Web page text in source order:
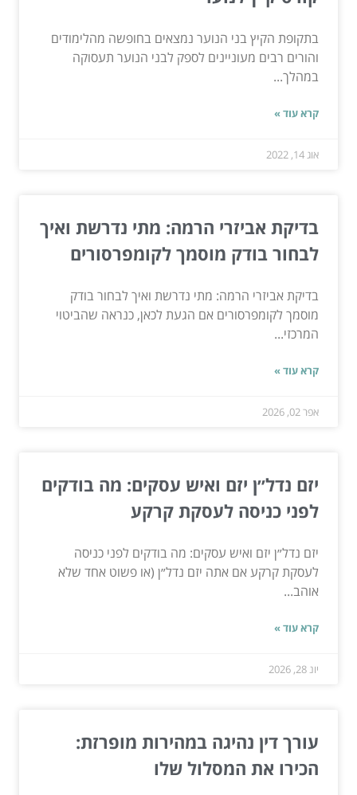
בתקופת הקיץ בני הנוער נמצאים בחופשה מהלימודים
והורים רבים מעוניינים לספק לבני הנוער תעסוקה
במהלך...
קרא עוד »
אוג 14, 2022
בדיקת אביזרי הרמה: מתי נדרשת ואיך
לבחור בודק מוסמך לקומפרסורים
בדיקת אביזרי הרמה: מתי נדרשת ואיך לבחור בודק
מוסמך לקומפרסורים אם הגעת לכאן, כנראה שהביטוי
המרכזי...
קרא עוד »
אפר 02, 2026
יזם נדל״ן יזם ואיש עסקים: מה בודקים
לפני כניסה לעסקת קרקע
יזם נדל״ן יזם ואיש עסקים: מה בודקים לפני כניסה
לעסקת קרקע אם אתה יזם נדל״ן (או פשוט אחד שלא
אוהב...
קרא עוד »
יונ 28, 2026
עורך דין נהיגה במהירות מופרזת:
הכירו את המסלול שלו